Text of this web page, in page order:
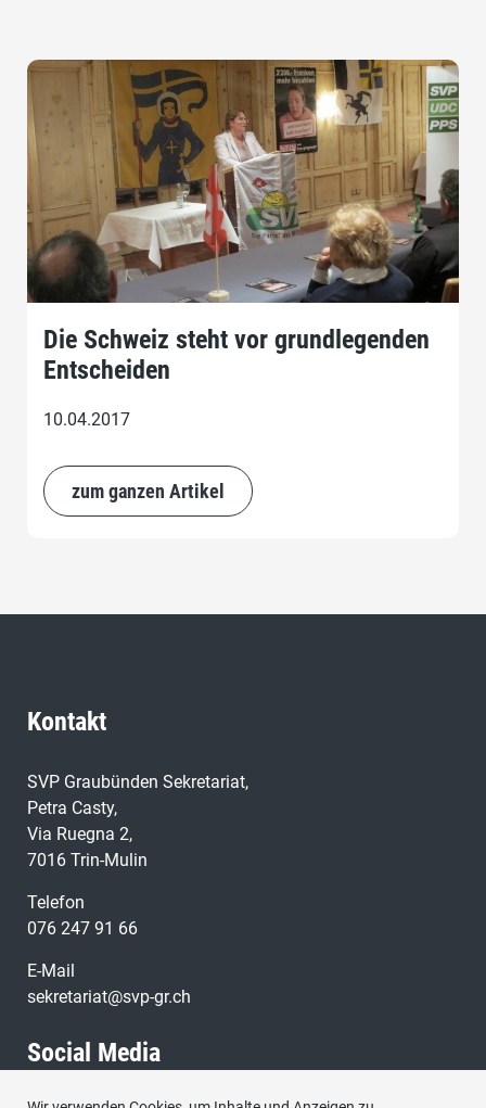
Die Schweiz steht vor grundlegenden
Entscheiden
10.04.2017
zum ganzen Artikel
Kontakt
SVP Graubünden Sekretariat,
Petra Casty,
Via Ruegna 2,
7016 Trin-Mulin
Telefon
076 247 91 66
E-Mail
sekretariat@svp-gr.ch
Social Media